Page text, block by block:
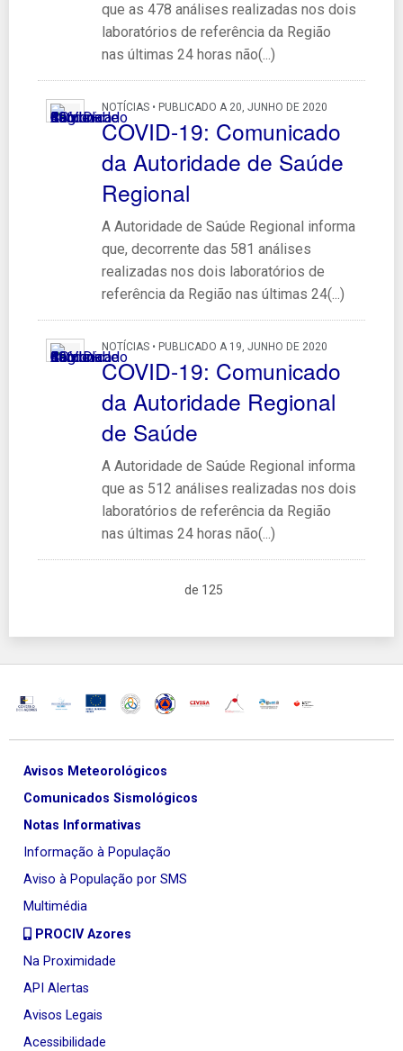
que as 478 análises realizadas nos dois
laboratórios de referência da Região
nas últimas 24 horas não(...)
NOTÍCIAS • PUBLICADO A 20, JUNHO DE 2020
COVID-19: Comunicado
da Autoridade de Saúde
Regional
A Autoridade de Saúde Regional informa
que, decorrente das 581 análises
realizadas nos dois laboratórios de
referência da Região nas últimas 24(...)
NOTÍCIAS • PUBLICADO A 19, JUNHO DE 2020
COVID-19: Comunicado
da Autoridade Regional
de Saúde
A Autoridade de Saúde Regional informa
que as 512 análises realizadas nos dois
laboratórios de referência da Região
nas últimas 24 horas não(...)
de 125
Avisos Meteorológicos
Comunicados Sismológicos
Notas Informativas
Informação à População
Aviso à População por SMS
Multimédia
PROCIV Azores
Na Proximidade
API Alertas
Avisos Legais
Acessibilidade